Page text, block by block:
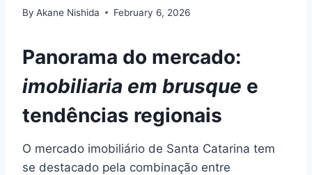
By Akane Nishida February 6, 2026
Panorama do mercado:
imobiliaria em brusque e
tendências regionais
O mercado imobiliário de Santa Catarina tem
se destacado pela combinação entre